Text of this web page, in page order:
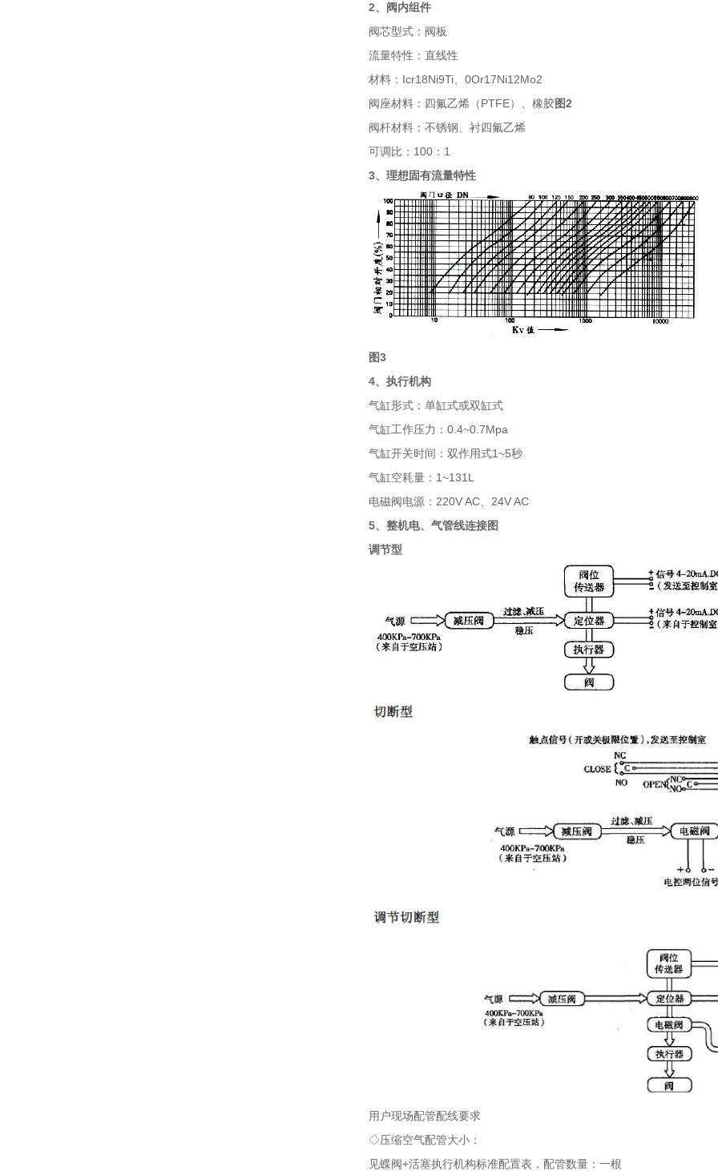
2、阀内组件
阀芯型式：阀板
流量特性：直线性
材料：Icr18Ni9Ti、0Or17Ni12Mo2
阀座材料：四氟乙烯（PTFE）、橡胶图2
阀杆材料：不锈钢、衬四氟乙烯
可调比：100：1
3、理想固有流量特性
图3
4、执行机构
气缸形式：单缸式或双缸式
气缸工作压力：0.4~0.7Mpa
气缸开关时间：双作用式1~5秒
气缸空耗量：1~131L
电磁阀电源：220V AC、24V AC
5、整机电、气管线连接图
调节型
用户现场配管配线要求
◇压缩空气配管大小：
见蝶阀+活塞执行机构标准配置表，配管数量：一根